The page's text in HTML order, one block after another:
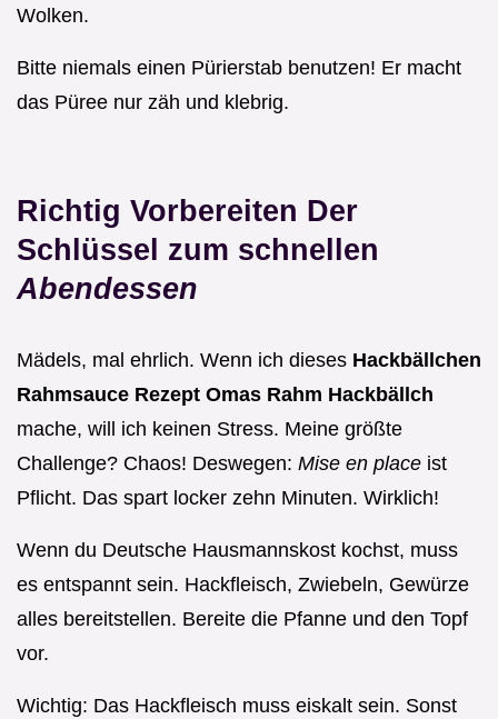
Wolken.
Bitte niemals einen Pürierstab benutzen! Er macht
das Püree nur zäh und klebrig.
Richtig Vorbereiten Der
Schlüssel zum schnellen
Abendessen
Mädels, mal ehrlich. Wenn ich dieses Hackbällchen
Rahmsauce Rezept Omas Rahm Hackbällch
mache, will ich keinen Stress. Meine größte
Challenge? Chaos! Deswegen: Mise en place ist
Pflicht. Das spart locker zehn Minuten. Wirklich!
Wenn du Deutsche Hausmannskost kochst, muss
es entspannt sein. Hackfleisch, Zwiebeln, Gewürze
alles bereitstellen. Bereite die Pfanne und den Topf
vor.
Wichtig: Das Hackfleisch muss eiskalt sein. Sonst